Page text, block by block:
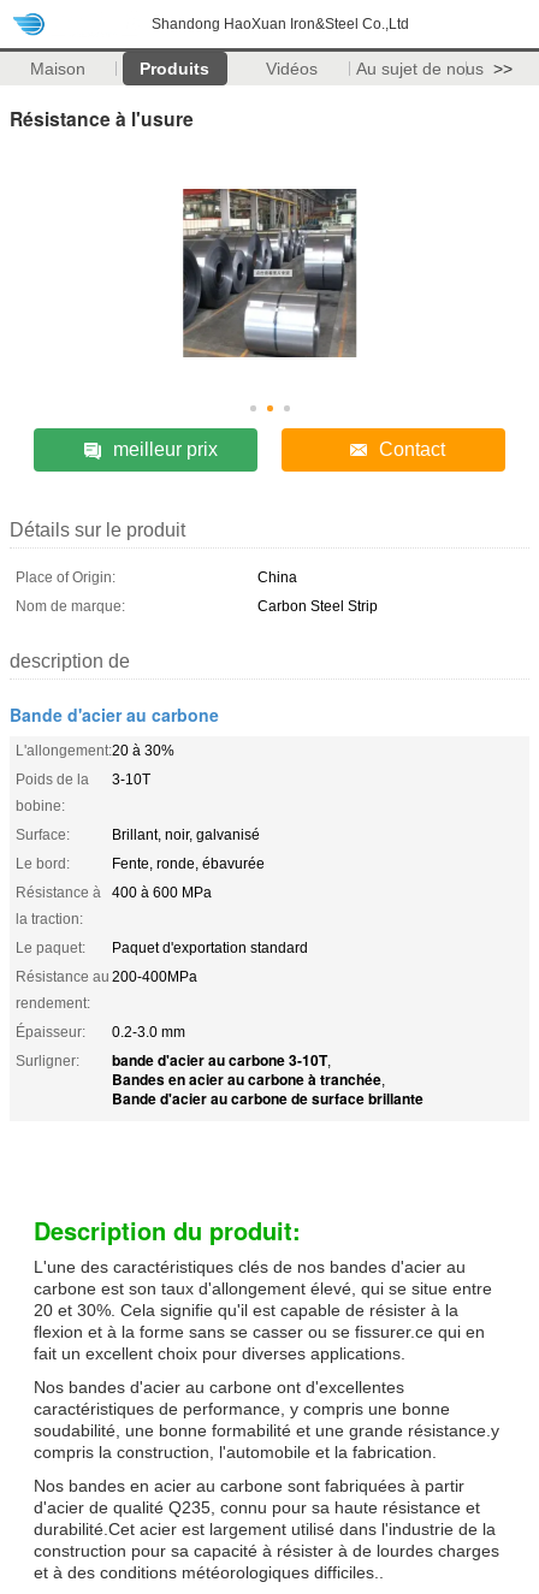
Shandong HaoXuan Iron&Steel Co.,Ltd
Maison Produits Vidéos Au sujet de nous >>
Résistance à l'usure
meilleur prix Contact
Détails sur le produit
Place of Origin:
China
Nom de marque:
Carbon Steel Strip
description de
Bande d'acier au carbone
L'allongement:20 à 30%
Poids de la
bobine:
3-10T
Surface:
Brillant, noir, galvanisé
Le bord:
Fente, ronde, ébavurée
Résistance à
la traction:
400 à 600 MPa
Le paquet:
Paquet d'exportation standard
Résistance au
rendement:
200-400MPa
Épaisseur:
0.2-3.0 mm
Surligner:
bande d'acier au carbone 3-10T,
Bandes en acier au carbone à tranchée,
Bande d'acier au carbone de surface brillante
Description du produit:
L'une des caractéristiques clés de nos bandes d'acier au
carbone est son taux d'allongement élevé, qui se situe entre
20 et 30%. Cela signifie qu'il est capable de résister à la
flexion et à la forme sans se casser ou se fissurer.ce qui en
fait un excellent choix pour diverses applications.
Nos bandes d'acier au carbone ont d'excellentes
caractéristiques de performance, y compris une bonne
soudabilité, une bonne formabilité et une grande résistance.y
compris la construction, l'automobile et la fabrication.
Nos bandes en acier au carbone sont fabriquées à partir
d'acier de qualité Q235, connu pour sa haute résistance et
durabilité.Cet acier est largement utilisé dans l'industrie de la
construction pour sa capacité à résister à de lourdes charges
et à des conditions météorologiques difficiles..